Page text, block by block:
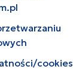
cookies